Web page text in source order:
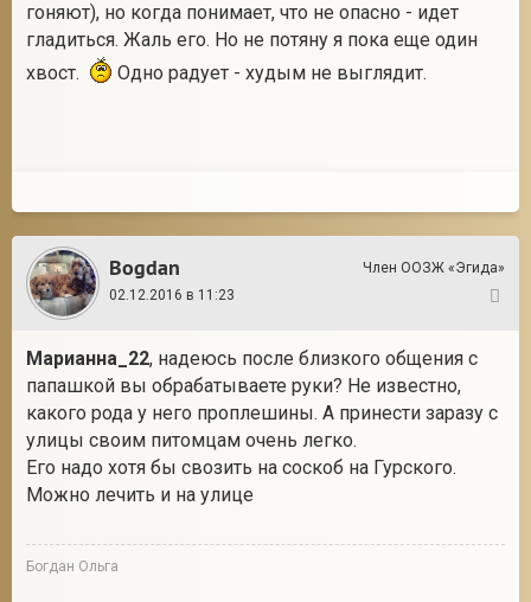
гоняют), но когда понимает, что не опасно - идет
гладиться. Жаль его. Но не потяну я пока еще один
хвост.
Одно радует - худым не выглядит.
Bogdan
Член ООЗЖ «Эгида»
02.12.2016 в 11:23
Марианна_22, надеюсь после близкого общения с
папашкой вы обрабатываете руки? Не известно,
какого рода у него проплешины. А принести заразу с
улицы своим питомцам очень легко.
Его надо хотя бы свозить на соскоб на Гурского.
Можно лечить и на улице
Богдан Ольга